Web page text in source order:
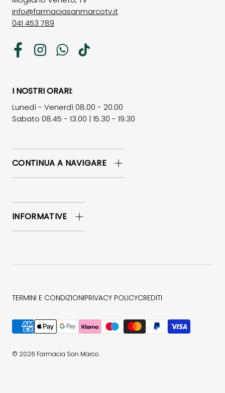
info@farmaciasanmarcotv.it
041 453 789
FacebookInstagramWhatsApp
TikTok
I NOSTRI ORARI:
Lunedì - Venerdì 08.00 - 20.00
Sabato 08.45 - 13.00 | 15.30 - 19.30
CONTINUA A NAVIGARE
INFORMATIVE
TERMINI E CONDIZIONIPRIVACY POLICYCREDITI
Metodi di pagamento accettati
© 2026 Farmacia San Marco.